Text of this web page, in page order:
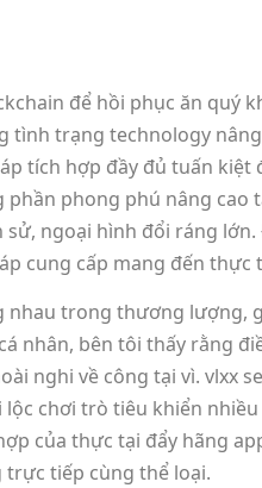
để hồi phục ăn quý
trạng technology
tích hợp đầy đủ tuấn kiệt
phong phú nâng cao
ngoại hình đổi ráng
cung cấp mang đến thực
trong thương lượng,
nhân, bên tôi thấy rằng
nghi về công tại vì. vlxx
chơi trò tiêu khiển
của thực tại đẩy hãng
tiếp cùng thể loại.